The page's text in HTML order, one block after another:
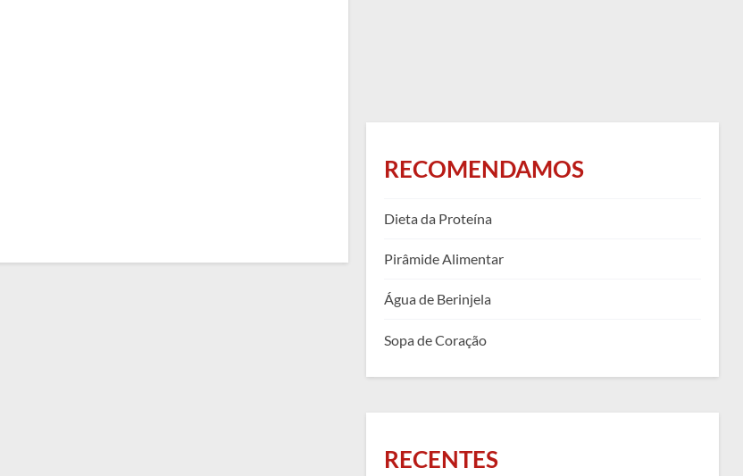
RECOMENDAMOS
Dieta da Proteína
Pirâmide Alimentar
Água de Berinjela
Sopa de Coração
RECENTES